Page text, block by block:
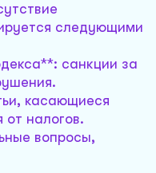
следующими
санкции за
касающиеся
налогов.
вопросы,